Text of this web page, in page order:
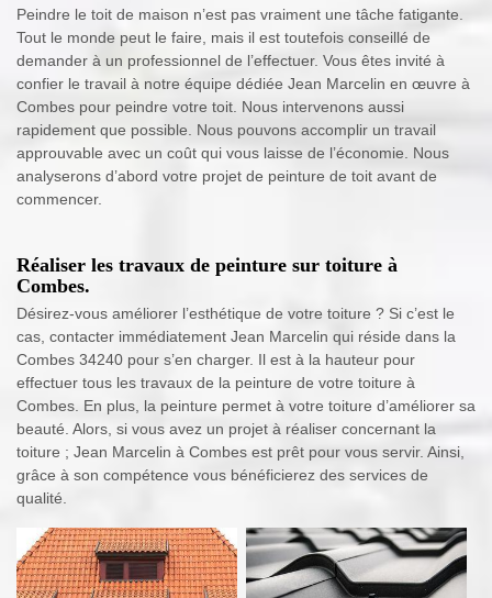
Peindre le toit de maison n’est pas vraiment une tâche fatigante.
Tout le monde peut le faire, mais il est toutefois conseillé de
demander à un professionnel de l’effectuer. Vous êtes invité à
confier le travail à notre équipe dédiée Jean Marcelin en œuvre à
Combes pour peindre votre toit. Nous intervenons aussi
rapidement que possible. Nous pouvons accomplir un travail
approuvable avec un coût qui vous laisse de l’économie. Nous
analyserons d’abord votre projet de peinture de toit avant de
commencer.
Réaliser les travaux de peinture sur toiture à
Combes.
Désirez-vous améliorer l’esthétique de votre toiture ? Si c’est le
cas, contacter immédiatement Jean Marcelin qui réside dans la
Combes 34240 pour s’en charger. Il est à la hauteur pour
effectuer tous les travaux de la peinture de votre toiture à
Combes. En plus, la peinture permet à votre toiture d’améliorer sa
beauté. Alors, si vous avez un projet à réaliser concernant la
toiture ; Jean Marcelin à Combes est prêt pour vous servir. Ainsi,
grâce à son compétence vous bénéficierez des services de
qualité.